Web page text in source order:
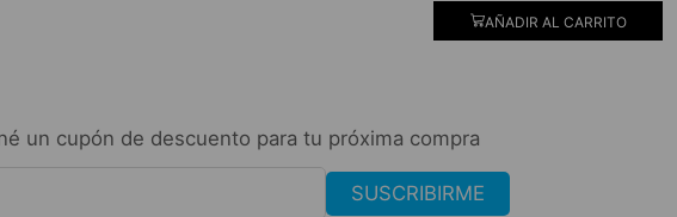
AÑADIR AL CARRITO
un cupón de descuento para tu próxima compra
SUSCRIBIRME